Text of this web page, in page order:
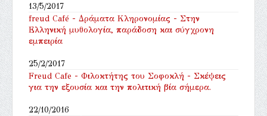
13/5/2017
freud Café - Δράματα Κληρονομίας - Στην
Ελληνική μυθολογία, παράδοση και σύγχρονη
εμπειρία
25/2/2017
Freud Cafe - Φιλοκτήτης του Σοφοκλή - Σκέψεις
για την εξουσία και την πολιτική βία σήμερα.
22/10/2016